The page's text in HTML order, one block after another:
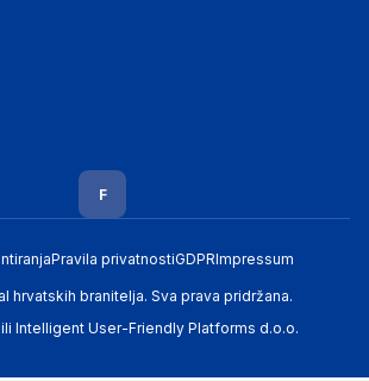
F
Pravila privatnostiGDPRImpressum
hrvatskih branitelja. Sva prava pridržana.
Intelligent User-Friendly Platforms d.o.o.